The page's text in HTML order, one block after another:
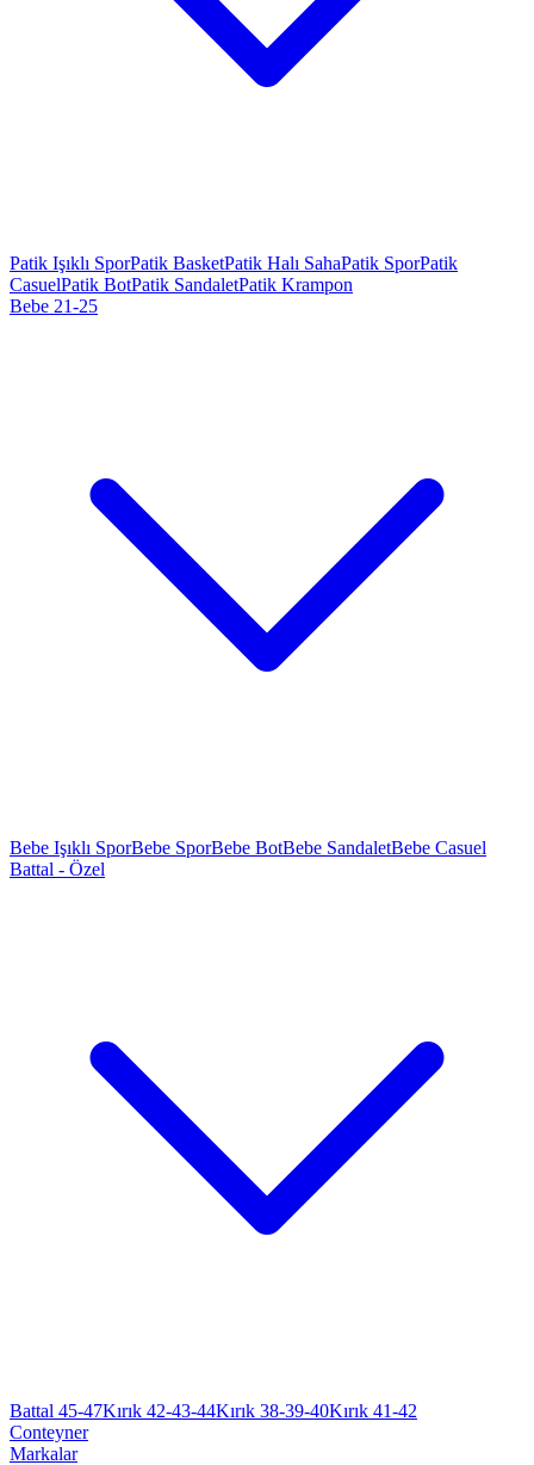
Patik Işıklı SporPatik BasketPatik Halı SahaPatik SporPatik
CasuelPatik BotPatik SandaletPatik Krampon
Bebe 21-25
Bebe Işıklı SporBebe SporBebe BotBebe SandaletBebe Casuel
Battal - Özel
Battal 45-47Kırık 42-43-44Kırık 38-39-40Kırık 41-42
Conteyner
Markalar